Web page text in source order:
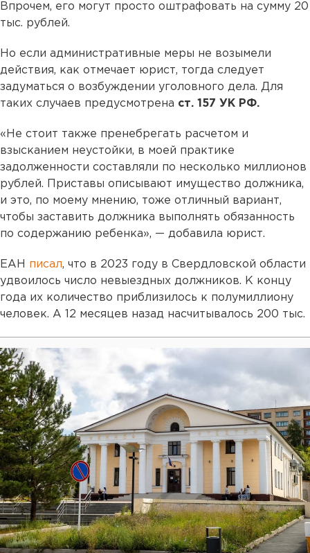
Впрочем, его могут просто оштрафовать на сумму 20
тыс. рублей.
Но если административные меры не возымели
действия, как отмечает юрист, тогда следует
задуматься о возбуждении уголовного дела. Для
таких случаев предусмотрена ст. 157 УК РФ.
«Не стоит также пренебрегать расчетом и
взысканием неустойки, в моей практике
задолженности составляли по несколько миллионов
рублей. Приставы описывают имущество должника,
и это, по моему мнению, тоже отличный вариант,
чтобы заставить должника выполнять обязанность
по содержанию ребенка», — добавила юрист.
ЕАН писал, что в 2023 году в Свердловской области
удвоилось число невыездных должников. К концу
года их количество приблизилось к полумиллиону
человек. А 12 месяцев назад насчитывалось 200 тыс.